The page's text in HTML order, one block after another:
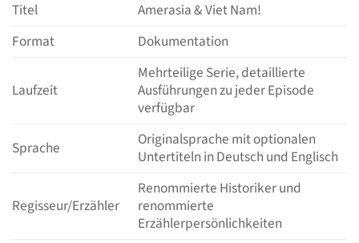
Titel
Amerasia & Viet Nam!
Format
Dokumentation
Laufzeit
Mehrteilige Serie, detaillierte
Ausführungen zu jeder Episode
verfügbar
Sprache
Originalsprache mit optionalen
Untertiteln in Deutsch und Englisch
Regisseur/Erzähler
Renommierte Historiker und
renommierte
Erzählerpersönlichkeiten